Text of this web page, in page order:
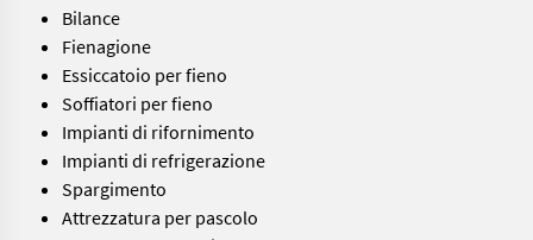
Bilance
Fienagione
Essiccatoio per fieno
Soffiatori per fieno
Impianti di rifornimento
Impianti di refrigerazione
Spargimento
Attrezzatura per pascolo